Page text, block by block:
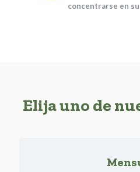
concentrarse en
Elija uno de